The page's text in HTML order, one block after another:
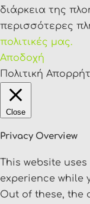
διάρκεια της
περισσότερες
πολιτικές μας.
Αποδοχή
Πολιτική
Close
Privacy Overview
This website
experience while
Out of these, the